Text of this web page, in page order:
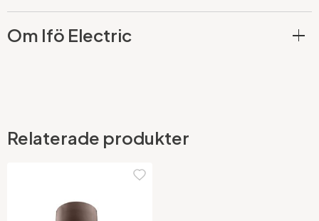
Om Ifö Electric
Relaterade produkter